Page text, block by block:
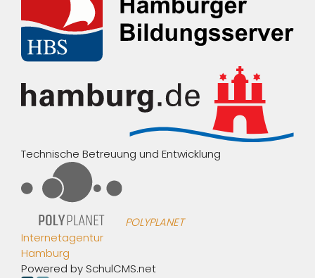
Technische Betreuung und Entwicklung
POLYPLANET
Internetagentur
Hamburg
Powered by SchulCMS.net